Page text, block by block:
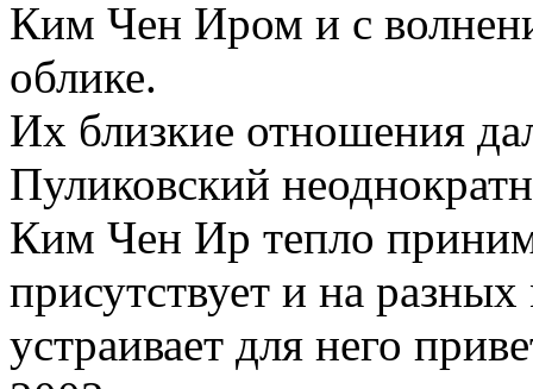
Ким Чен Иром и с
облике.
Их близкие отношения
Пуликовский
Ким Чен Ир тепло
присутствует и на
устраивает для него